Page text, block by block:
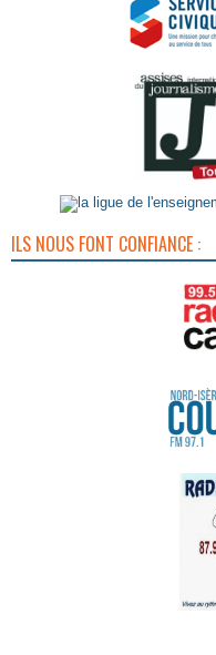
ILS NOUS FONT CONFIANCE :